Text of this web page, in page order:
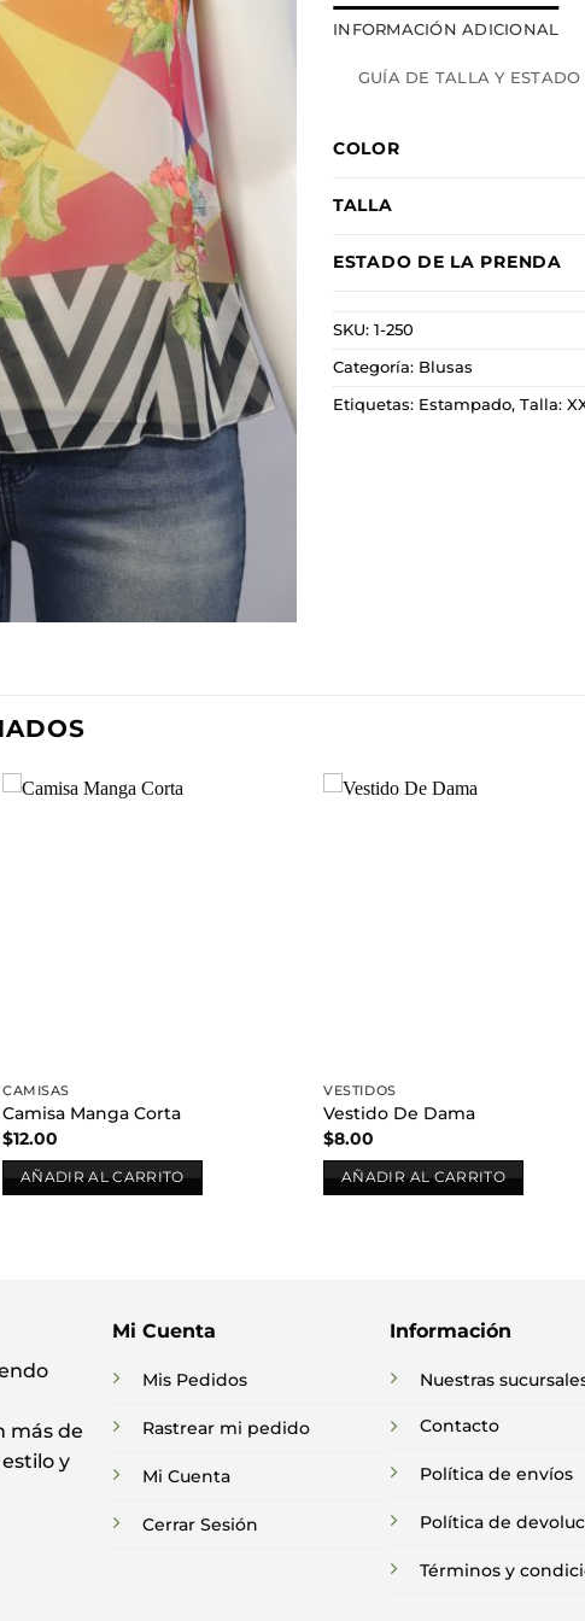
INFORMACIÓN ADICIONAL
GUÍA DE TALLA Y
COLOR
TALLA
ESTADO DE LA PRENDA
SKU: 1-250
Categoría: Blusas
Etiquetas: Estampado, Talla:
CAMISAS
Camisa Manga Corta
$12.00
AÑADIR AL CARRITO
VESTIDOS
Vestido De Dama
$8.00
AÑADIR AL CARRITO
más de
y
Mi Cuenta
Mis Pedidos
Rastrear mi pedido
Mi Cuenta
Cerrar Sesión
Información
Nuestras
Contacto
Política de envíos
Política de
Términos y